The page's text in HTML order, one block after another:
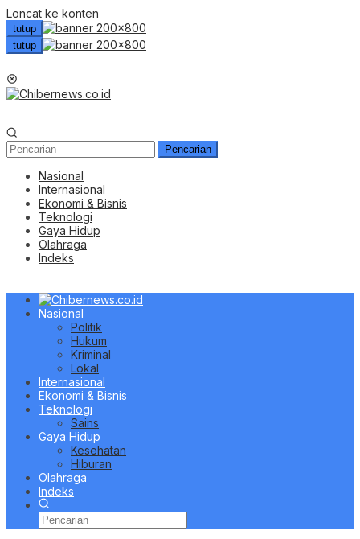
Loncat ke konten
tutup
tutup
Pencarian
Nasional
Internasional
Ekonomi & Bisnis
Teknologi
Gaya Hidup
Olahraga
Indeks
Nasional
Politik
Hukum
Kriminal
Lokal
Internasional
Ekonomi & Bisnis
Teknologi
Sains
Gaya Hidup
Kesehatan
Hiburan
Olahraga
Indeks